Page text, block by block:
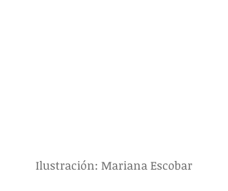
Ilustración: Mariana Escobar